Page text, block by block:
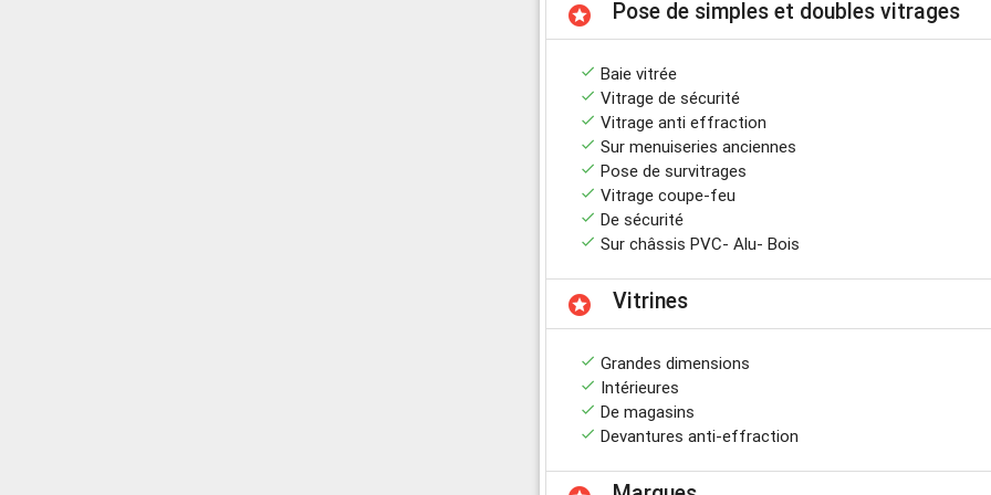
stars Pose de simples et doubles vitrages
done Baie vitrée
done Vitrage de sécurité
done Vitrage anti effraction
done Sur menuiseries anciennes
done Pose de survitrages
done Vitrage coupe-feu
done De sécurité
done Sur châssis PVC- Alu- Bois
stars Vitrines
done Grandes dimensions
done Intérieures
done De magasins
done Devantures anti-effraction